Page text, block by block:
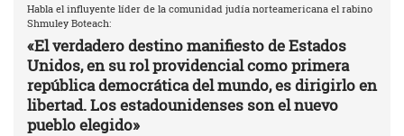
Habla el influyente líder de la comunidad judía norteamericana el rabino
Shmuley Boteach:
«El verdadero destino manifiesto de Estados
Unidos, en su rol providencial como primera
república democrática del mundo, es dirigirlo en
libertad. Los estadounidenses son el nuevo
pueblo elegido»